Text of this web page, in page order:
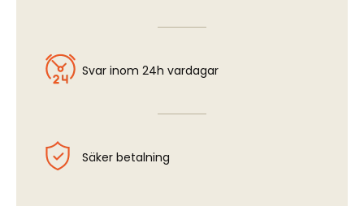
Svar inom 24h vardagar
Säker betalning